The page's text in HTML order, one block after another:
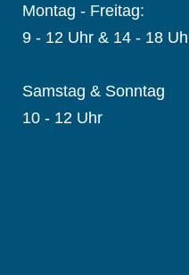
Montag - Freitag:
9 - 12 Uhr & 14 - 18
Samstag & Sonntag
10 - 12 Uhr